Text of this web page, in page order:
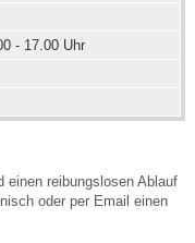
- 17.00 Uhr
einen reibungslosen Ablauf
oder per Email einen